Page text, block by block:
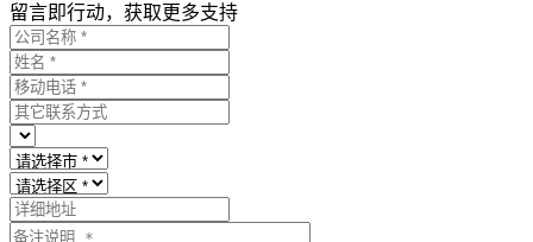
留言即行动，获取更多支持